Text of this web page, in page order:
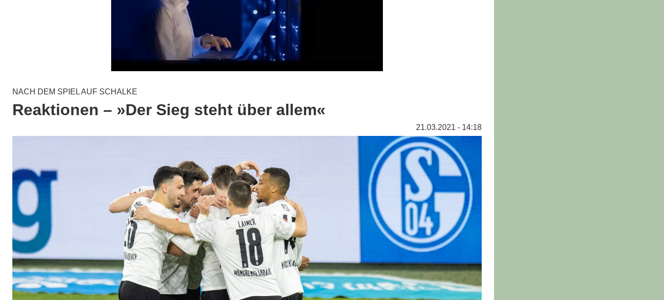
NACH DEM SPIEL AUF SCHALKE
Reaktionen – »Der Sieg steht über allem«
21.03.2021 - 14:18